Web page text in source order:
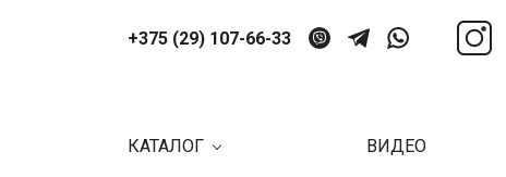
+375 (29) 107-66-33
КАТАЛОГ ВИДЕО